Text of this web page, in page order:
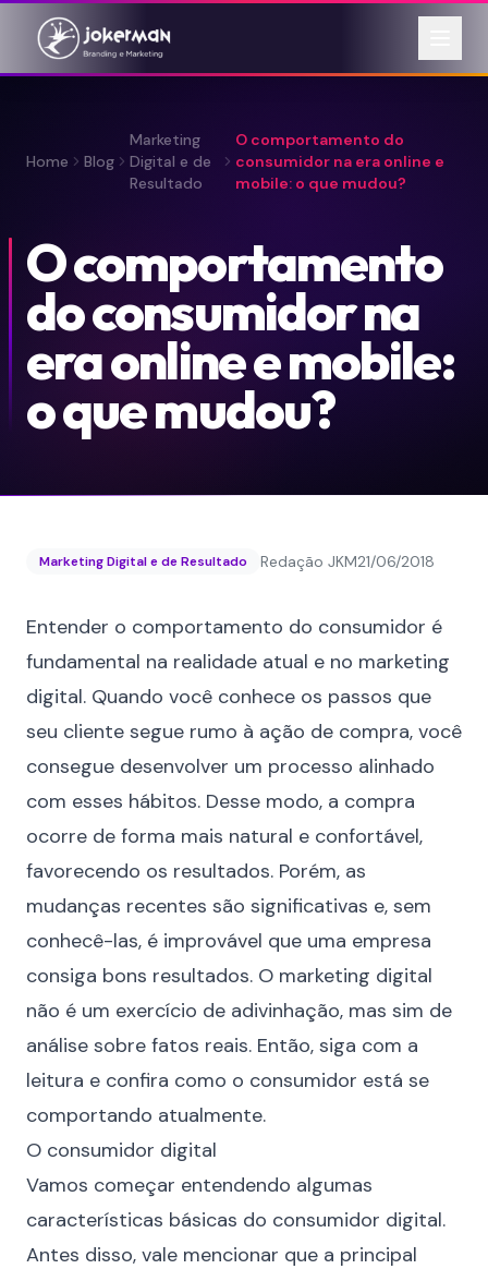
Home Blog
Marketing
Digital e de
Resultado
O comportamento do
consumidor na era online e
mobile: o que mudou?
O comportamento
do consumidor na
era online e mobile:
o que mudou?
Marketing Digital e de Resultado Redação JKM21/06/2018
Entender o comportamento do consumidor é
fundamental na realidade atual e no marketing
digital. Quando você conhece os passos que
seu cliente segue rumo à ação de compra, você
consegue desenvolver um processo alinhado
com esses hábitos. Desse modo, a compra
ocorre de forma mais natural e confortável,
favorecendo os resultados. Porém, as
mudanças recentes são significativas e, sem
conhecê-las, é improvável que uma empresa
consiga bons resultados. O marketing digital
não é um exercício de adivinhação, mas sim de
análise sobre fatos reais. Então, siga com a
leitura e confira como o consumidor está se
comportando atualmente.
O consumidor digital
Vamos começar entendendo algumas
características básicas do consumidor digital.
Antes disso, vale mencionar que a principal